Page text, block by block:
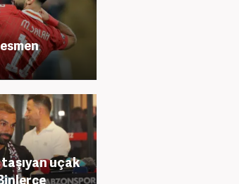
uçak